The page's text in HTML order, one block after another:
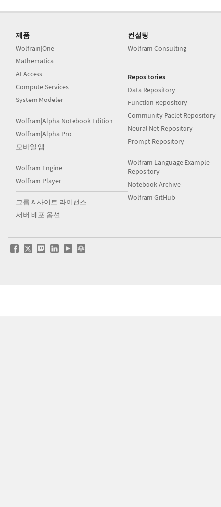
제품
Wolfram|One
Mathematica
AI Access
Compute Services
System Modeler
Wolfram|Alpha Notebook Edition
Wolfram|Alpha Pro
모바일 앱
Wolfram Engine
Wolfram Player
그룹 & 사이트 라이선스
서버 배포 옵션
컨설팅
Wolfram Consulting
Repositories
Data Repository
Function Repository
Community Paclet Repository
Neural Net Repository
Prompt Repository
Wolfram Language Example
Repository
Notebook Archive
Wolfram GitHub